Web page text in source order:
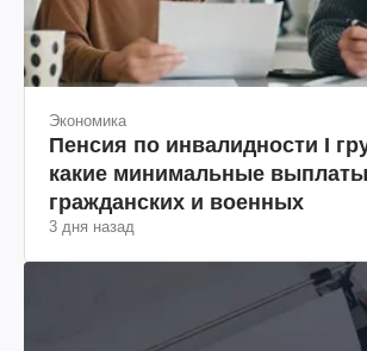
Экономика
Пенсия по инвалидности I
какие минимальные
гражданских и военных
3 дня назад